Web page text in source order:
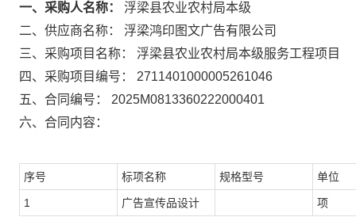
一、采购人名称：
浮梁县农业农村局本级
二、供应商名称：
浮梁鸿印图文广告有限公司
三、采购项目名称：
浮梁县农业农村局本级服务工程项目
四、采购项目编号：
2711401000005261046
五、合同编号：
2025M0813360222000401
六、合同内容：
序号 标项名称 规格型号 单位
1 广告宣传品设计 项